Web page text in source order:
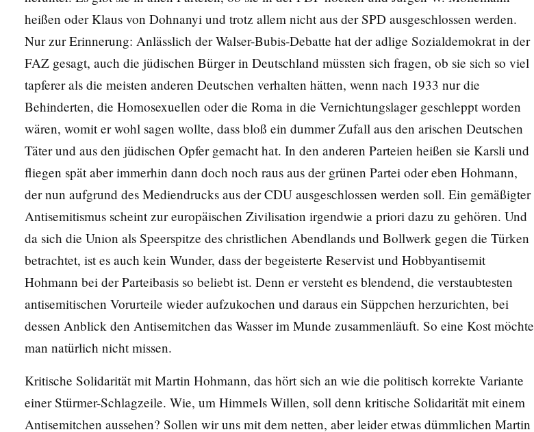
heißen oder Klaus von Dohnanyi und trotz allem nicht aus der SPD ausgeschlossen werden.
Nur zur Erinnerung: Anlässlich der Walser-Bubis-Debatte hat der adlige Sozialdemokrat in der
FAZ gesagt, auch die jüdischen Bürger in Deutschland müssten sich fragen, ob sie sich so viel
tapferer als die meisten anderen Deutschen verhalten hätten, wenn nach 1933 nur die
Behinderten, die Homosexuellen oder die Roma in die Vernichtungslager geschleppt worden
wären, womit er wohl sagen wollte, dass bloß ein dummer Zufall aus den arischen Deutschen
Täter und aus den jüdischen Opfer gemacht hat. In den anderen Parteien heißen sie Karsli und
fliegen spät aber immerhin dann doch noch raus aus der grünen Partei oder eben Hohmann,
der nun aufgrund des Mediendrucks aus der CDU ausgeschlossen werden soll. Ein gemäßigter
Antisemitismus scheint zur europäischen Zivilisation irgendwie a priori dazu zu gehören. Und
da sich die Union als Speerspitze des christlichen Abendlands und Bollwerk gegen die Türken
betrachtet, ist es auch kein Wunder, dass der begeisterte Reservist und Hobbyantisemit
Hohmann bei der Parteibasis so beliebt ist. Denn er versteht es blendend, die verstaubtesten
antisemitischen Vorurteile wieder aufzukochen und daraus ein Süppchen herzurichten, bei
dessen Anblick den Antisemitchen das Wasser im Munde zusammenläuft. So eine Kost möchte
man natürlich nicht missen.
Kritische Solidarität mit Martin Hohmann, das hört sich an wie die politisch korrekte Variante
einer Stürmer-Schlagzeile. Wie, um Himmels Willen, soll denn kritische Solidarität mit einem
Antisemitchen aussehen? Sollen wir uns mit dem netten, aber leider etwas dümmlichen Martin